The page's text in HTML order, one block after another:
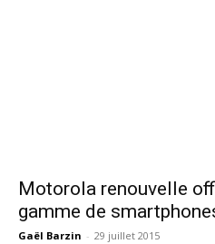
Motorola renouvelle
gamme de
Gaël Barzin - 29 juillet 2015